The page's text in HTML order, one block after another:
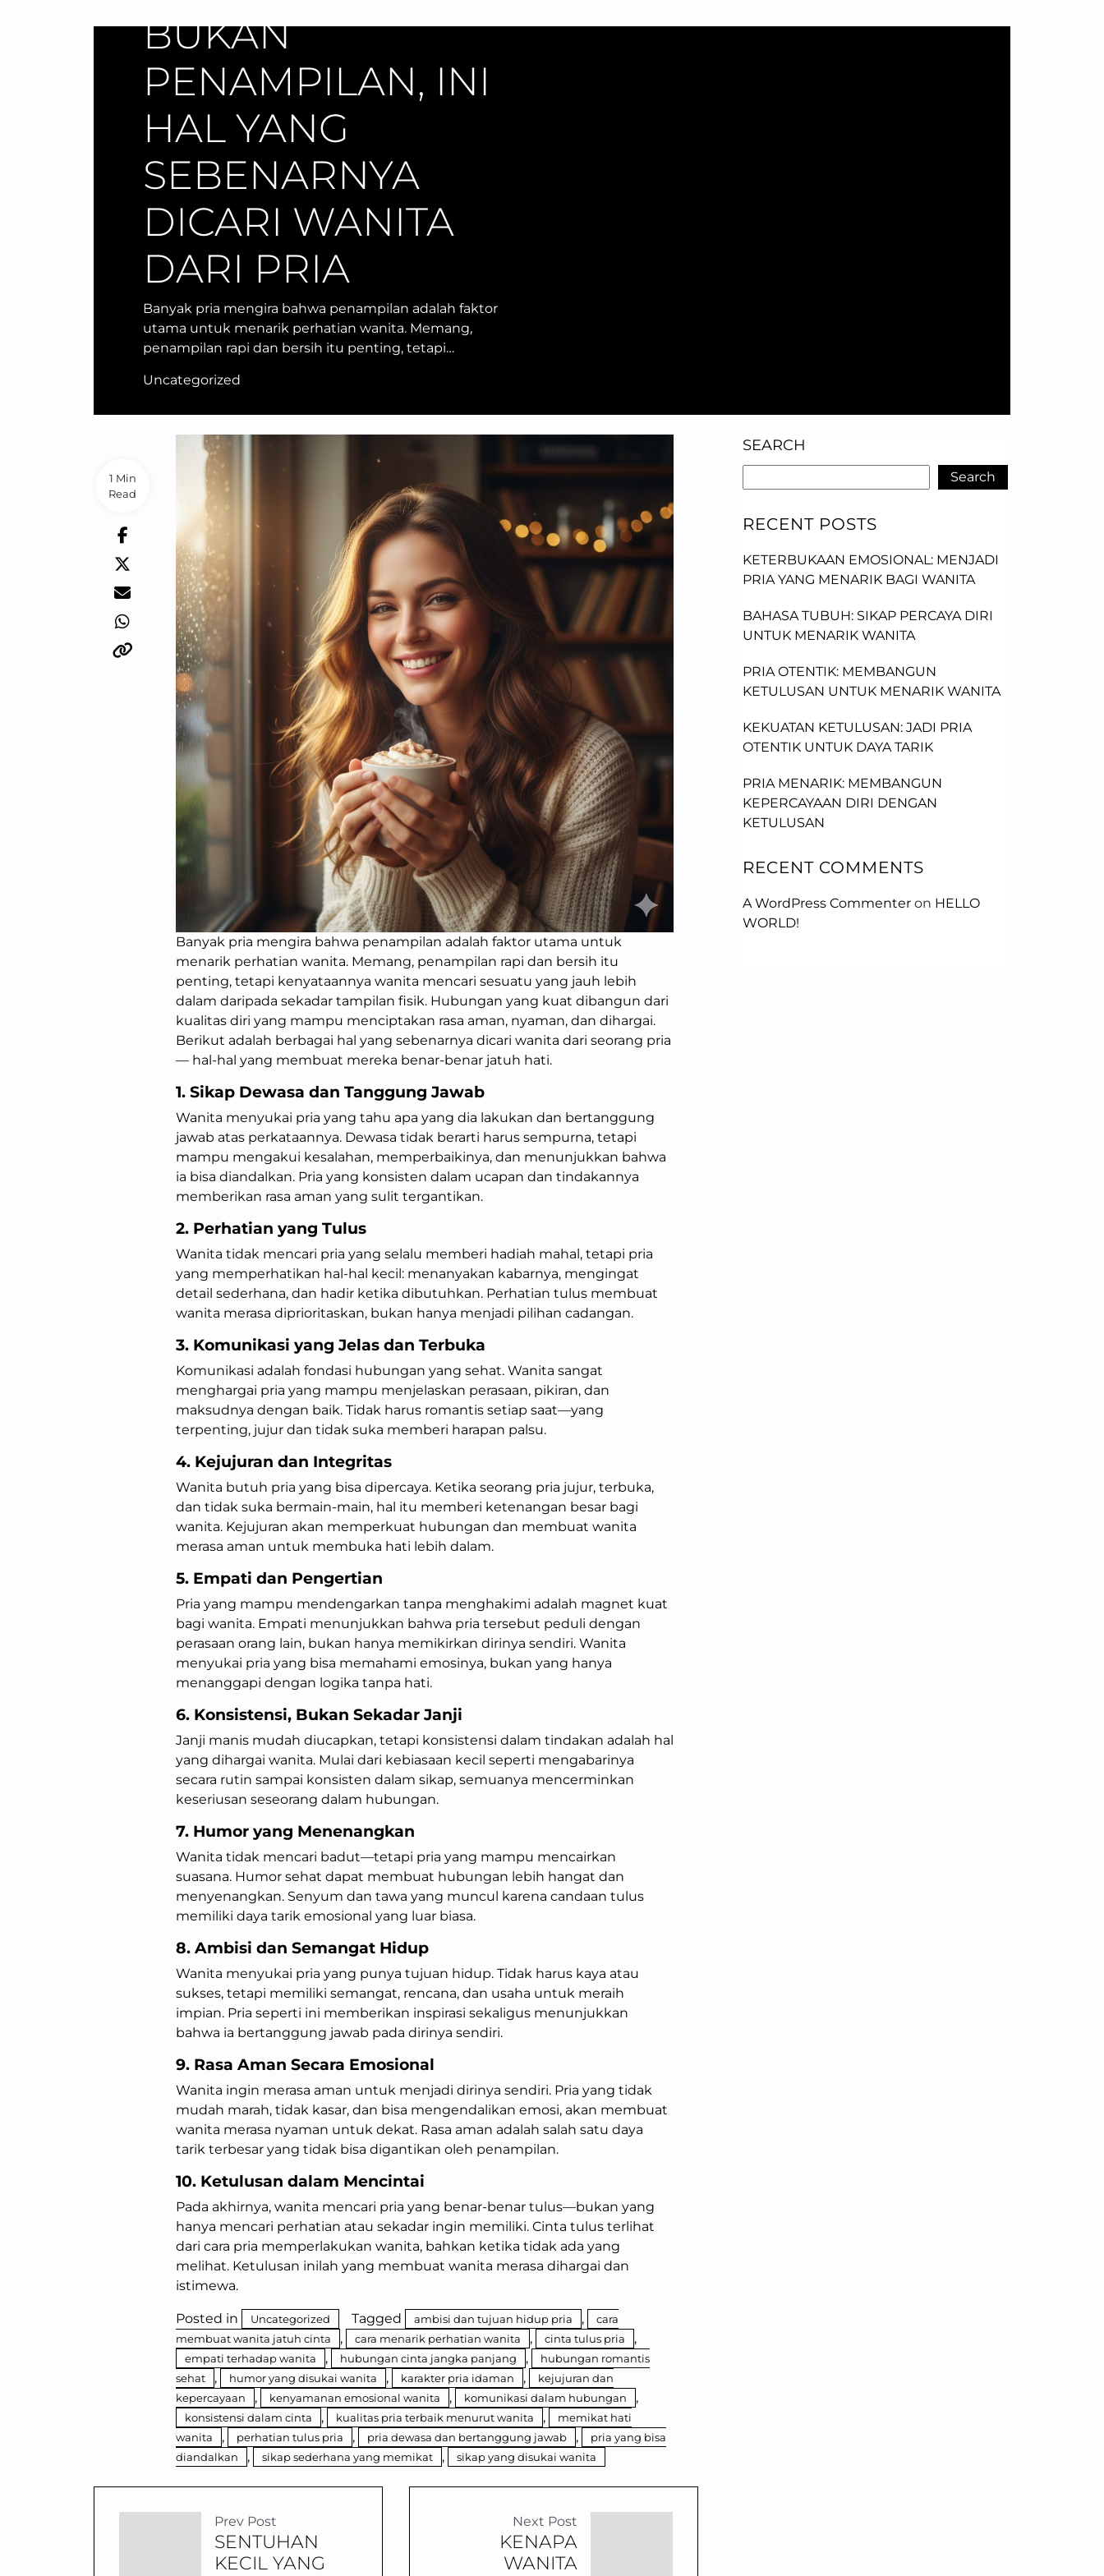
BUKAN
PENAMPILAN, INI
HAL YANG
SEBENARNYA
DICARI WANITA
DARI PRIA
Banyak pria mengira bahwa penampilan adalah faktor
utama untuk menarik perhatian wanita. Memang,
penampilan rapi dan bersih itu penting, tetapi…
Uncategorized
1 Min
Read
Banyak pria mengira bahwa penampilan adalah faktor utama untuk
menarik perhatian wanita. Memang, penampilan rapi dan bersih itu
penting, tetapi kenyataannya wanita mencari sesuatu yang jauh lebih
dalam daripada sekadar tampilan fisik. Hubungan yang kuat dibangun dari
kualitas diri yang mampu menciptakan rasa aman, nyaman, dan dihargai.
Berikut adalah berbagai hal yang sebenarnya dicari wanita dari seorang pria
— hal-hal yang membuat mereka benar-benar jatuh hati.
1. Sikap Dewasa dan Tanggung Jawab
Wanita menyukai pria yang tahu apa yang dia lakukan dan bertanggung
jawab atas perkataannya. Dewasa tidak berarti harus sempurna, tetapi
mampu mengakui kesalahan, memperbaikinya, dan menunjukkan bahwa
ia bisa diandalkan. Pria yang konsisten dalam ucapan dan tindakannya
memberikan rasa aman yang sulit tergantikan.
2. Perhatian yang Tulus
Wanita tidak mencari pria yang selalu memberi hadiah mahal, tetapi pria
yang memperhatikan hal-hal kecil: menanyakan kabarnya, mengingat
detail sederhana, dan hadir ketika dibutuhkan. Perhatian tulus membuat
wanita merasa diprioritaskan, bukan hanya menjadi pilihan cadangan.
3. Komunikasi yang Jelas dan Terbuka
Komunikasi adalah fondasi hubungan yang sehat. Wanita sangat
menghargai pria yang mampu menjelaskan perasaan, pikiran, dan
maksudnya dengan baik. Tidak harus romantis setiap saat—yang
terpenting, jujur dan tidak suka memberi harapan palsu.
4. Kejujuran dan Integritas
Wanita butuh pria yang bisa dipercaya. Ketika seorang pria jujur, terbuka,
dan tidak suka bermain-main, hal itu memberi ketenangan besar bagi
wanita. Kejujuran akan memperkuat hubungan dan membuat wanita
merasa aman untuk membuka hati lebih dalam.
5. Empati dan Pengertian
Pria yang mampu mendengarkan tanpa menghakimi adalah magnet kuat
bagi wanita. Empati menunjukkan bahwa pria tersebut peduli dengan
perasaan orang lain, bukan hanya memikirkan dirinya sendiri. Wanita
menyukai pria yang bisa memahami emosinya, bukan yang hanya
menanggapi dengan logika tanpa hati.
6. Konsistensi, Bukan Sekadar Janji
Janji manis mudah diucapkan, tetapi konsistensi dalam tindakan adalah hal
yang dihargai wanita. Mulai dari kebiasaan kecil seperti mengabarinya
secara rutin sampai konsisten dalam sikap, semuanya mencerminkan
keseriusan seseorang dalam hubungan.
7. Humor yang Menenangkan
Wanita tidak mencari badut—tetapi pria yang mampu mencairkan
suasana. Humor sehat dapat membuat hubungan lebih hangat dan
menyenangkan. Senyum dan tawa yang muncul karena candaan tulus
memiliki daya tarik emosional yang luar biasa.
8. Ambisi dan Semangat Hidup
Wanita menyukai pria yang punya tujuan hidup. Tidak harus kaya atau
sukses, tetapi memiliki semangat, rencana, dan usaha untuk meraih
impian. Pria seperti ini memberikan inspirasi sekaligus menunjukkan
bahwa ia bertanggung jawab pada dirinya sendiri.
9. Rasa Aman Secara Emosional
Wanita ingin merasa aman untuk menjadi dirinya sendiri. Pria yang tidak
mudah marah, tidak kasar, dan bisa mengendalikan emosi, akan membuat
wanita merasa nyaman untuk dekat. Rasa aman adalah salah satu daya
tarik terbesar yang tidak bisa digantikan oleh penampilan.
10. Ketulusan dalam Mencintai
Pada akhirnya, wanita mencari pria yang benar-benar tulus—bukan yang
hanya mencari perhatian atau sekadar ingin memiliki. Cinta tulus terlihat
dari cara pria memperlakukan wanita, bahkan ketika tidak ada yang
melihat. Ketulusan inilah yang membuat wanita merasa dihargai dan
istimewa.
Posted in Uncategorized Tagged ambisi dan tujuan hidup pria ,
cara
membuat wanita jatuh cinta
, cara menarik perhatian wanita , cinta tulus pria ,
empati terhadap wanita , hubungan cinta jangka panjang ,
hubungan romantis
sehat
, humor yang disukai wanita , karakter pria idaman ,
kejujuran dan
kepercayaan
, kenyamanan emosional wanita , komunikasi dalam hubungan ,
konsistensi dalam cinta , kualitas pria terbaik menurut wanita ,
memikat hati
wanita
, perhatian tulus pria , pria dewasa dan bertanggung jawab ,
pria yang bisa
diandalkan
, sikap sederhana yang memikat , sikap yang disukai wanita
Prev Post
SENTUHAN
KECIL YANG
Next Post
KENAPA
WANITA
SEARCH
Search
RECENT POSTS
KETERBUKAAN EMOSIONAL: MENJADI
PRIA YANG MENARIK BAGI WANITA
BAHASA TUBUH: SIKAP PERCAYA DIRI
UNTUK MENARIK WANITA
PRIA OTENTIK: MEMBANGUN
KETULUSAN UNTUK MENARIK WANITA
KEKUATAN KETULUSAN: JADI PRIA
OTENTIK UNTUK DAYA TARIK
PRIA MENARIK: MEMBANGUN
KEPERCAYAAN DIRI DENGAN
KETULUSAN
RECENT COMMENTS
A WordPress Commenter on HELLO
WORLD!